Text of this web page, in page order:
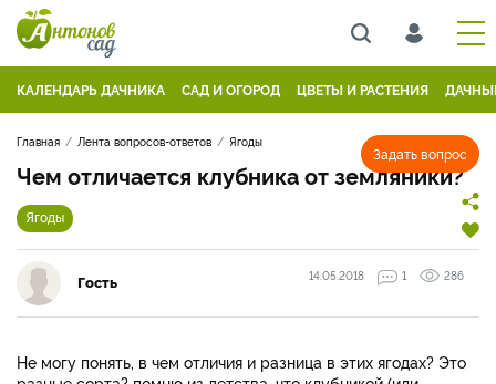
КАЛЕНДАРЬ ДАЧНИКА САД И ОГОРОД ЦВЕТЫ И РАСТЕНИЯ
Задать вопрос
Главная Лента вопросов-ответов Ягоды
Чем отличается клубника от земляники?
Ягоды
Гость 14.05.2018 1 286
Не могу понять, в чем отличия и разница в этих ягодах? Это